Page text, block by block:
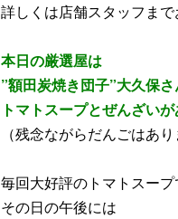
詳しくは店舗スタッフまで
本日の厳選屋は
”額田炭焼き団子”大久保
トマトスープとぜんざいが
（残念ながらだんごはあり
毎回大好評のトマトスー
その日の午後には